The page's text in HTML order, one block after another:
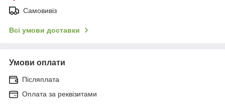
Самовивіз
Всі умови доставки
Умови оплати
Післяплата
Оплата за реквізитами